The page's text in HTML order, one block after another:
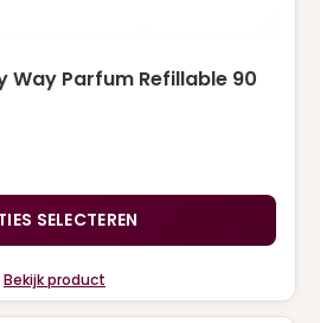
Way Parfum Refillable 90
SELECTEREN
Bekijk product